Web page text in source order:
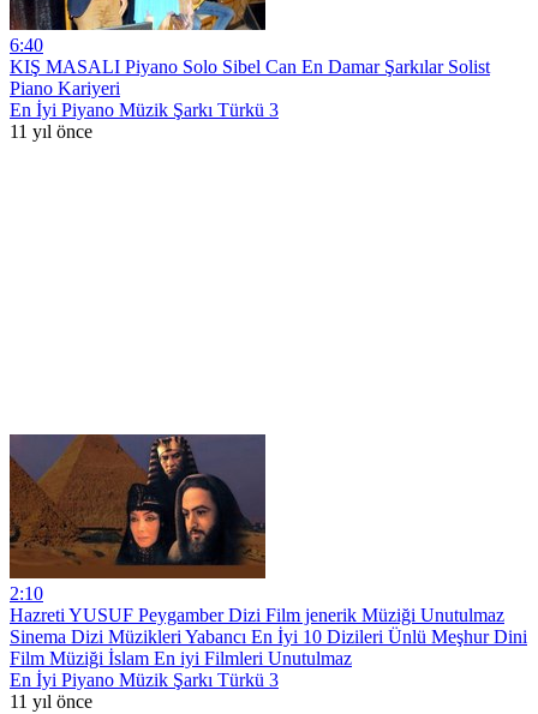
6:40
KIŞ MASALI Piyano Solo Sibel Can En Damar Şarkılar Solist
Piano Kariyeri
En İyi Piyano Müzik Şarkı Türkü 3
11 yıl önce
2:10
Hazreti YUSUF Peygamber Dizi Film jenerik Müziği Unutulmaz
Sinema Dizi Müzikleri Yabancı En İyi 10 Dizileri Ünlü Meşhur Dini
Film Müziği İslam En iyi Filmleri Unutulmaz
En İyi Piyano Müzik Şarkı Türkü 3
11 yıl önce